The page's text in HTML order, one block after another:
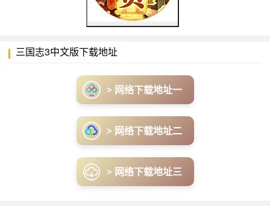
三国志3中文版下载地址
> 网络下载地址一
> 网络下载地址二
> 网络下载地址三